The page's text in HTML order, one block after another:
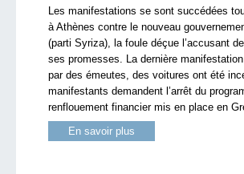
Les manifestations se sont succédées
à Athènes contre le nouveau
(parti Syriza), la foule déçue l’accusant
ses promesses. La dernière
par des émeutes, des voitures ont été
manifestants demandent l’arrêt du
renflouement financier mis en place en
En savoir plus